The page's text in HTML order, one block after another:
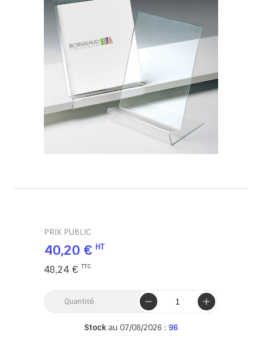
PRIX PUBLIC
40,20 €
48,24 €
Quantité
Stock au 07/08/2026 : 96